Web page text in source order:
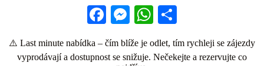
Fa
bo
M
se
W
ts re
⚠️ Last minute nabídka – čím blíže je odlet, tím rychleji se zájezdy
vyprodávají a dostupnost se snižuje. Nečekejte a rezervujte co